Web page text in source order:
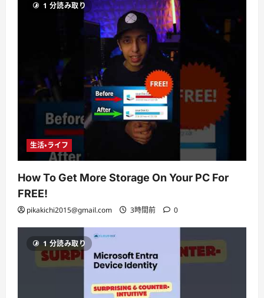
1 分読み取り
生活・ライフ
How To Get More Storage On Your PC For
FREE!
pikakichi2015@gmail.com 3時間前 0
1 分読み取り